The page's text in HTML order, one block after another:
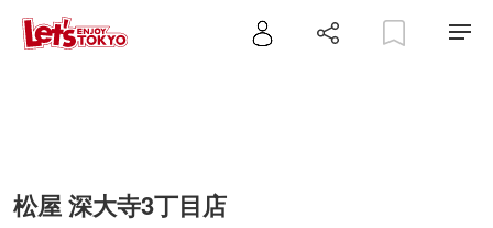
松屋 深大寺3丁目店